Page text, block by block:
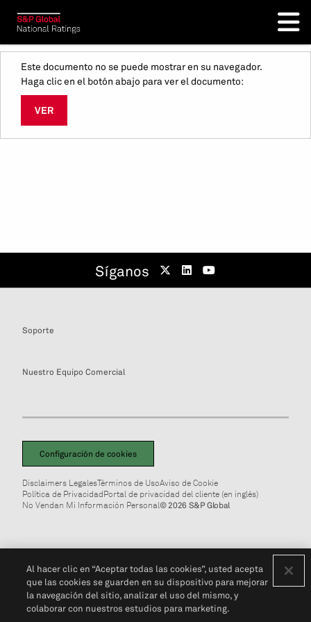
Este documento no se puede mostrar en su navegador.
Haga clic en el botón abajo para ver el documento:
VER
Síganos
Soporte
Nuestro Equipo Comercial
Configuración de cookies
Disclaimers LegalesTérminos de UsoAviso de Cookie
Política de PrivacidadPortal de privacidad del cliente (en inglés)
No Vendan Mi Información Personal© 2026 S&P Global
Al hacer clic en “Aceptar todas las cookies”, usted acepta
que las cookies se guarden en su dispositivo para mejorar
la navegación del sitio, analizar el uso del mismo, y
colaborar con nuestros estudios para marketing.